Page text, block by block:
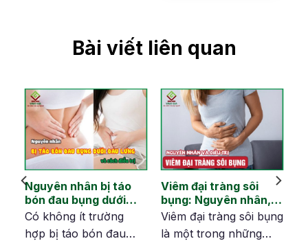
Bài viết liên quan
Nguyên nhân bị táo
bón đau bụng dưới
đau lưng và cách
khắc phục
Có không ít trường
hợp bị táo bón đau
Viêm đại tràng sôi
bụng: Nguyên nhân,
dấu hiệu và cải thiện
Viêm đại tràng sôi bụng
là một trong những